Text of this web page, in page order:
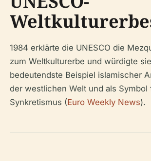
1984 erklärte die UNESCO die
zum Weltkulturerbe und würdigte
bedeutendste Beispiel islamischer
der westlichen Welt und als Symbol
Synkretismus (Euro Weekly News).